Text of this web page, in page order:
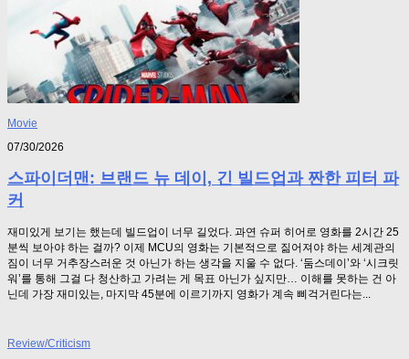
Movie
07/30/2026
스파이더맨: 브랜드 뉴 데이, 긴 빌드업과 짠한 피터 파
커
재미있게 보기는 했는데 빌드업이 너무 길었다. 과연 슈퍼 히어로 영화를 2시간 25
분씩 보아야 하는 걸까? 이제 MCU의 영화는 기본적으로 짊어져야 하는 세계관의
짐이 너무 거추장스러운 것 아닌가 하는 생각을 지울 수 없다. ‘둠스데이’와 ‘시크릿
워’를 통해 그걸 다 청산하고 가려는 게 목표 아닌가 싶지만… 이해를 못하는 건 아
닌데 가장 재미있는, 마지막 45분에 이르기까지 영화가 계속 삐걱거린다는...
Review/Criticism